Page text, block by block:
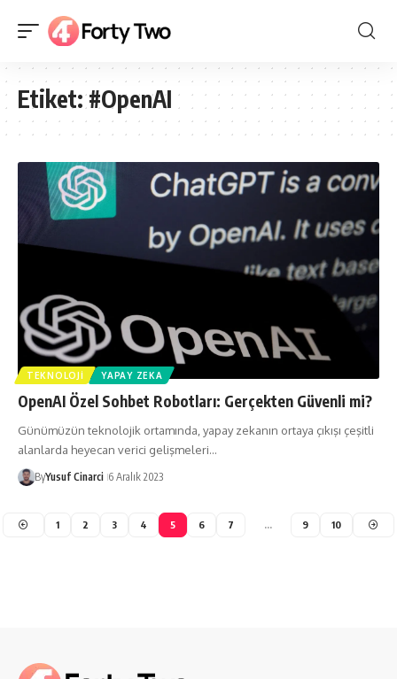
Etiket:#OpenAI
TEKNOLOJI YAPAY ZEKA
OpenAI Özel Sohbet Robotları: Gerçekten Güvenli mi?
Günümüzün teknolojik ortamında, yapay zekanın ortaya çıkışı çeşitli
alanlarda heyecan verici gelişmeleri…
ByYusuf Cinarci 6 Aralık 2023
1 2 3 4 5 6 7 … 9 10